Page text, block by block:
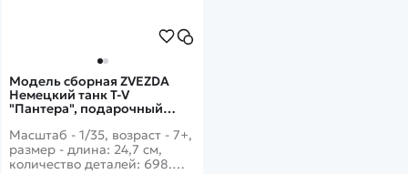
Модель сборная ZVEZDA
Немецкий танк Т-V
"Пантера", подарочный
Масштаб - 1/35, возраст - 7+,
размер - длина: 24,7 см,
количество деталей: 698.